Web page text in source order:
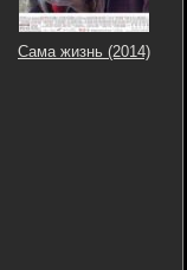
Сама жизнь (2014)